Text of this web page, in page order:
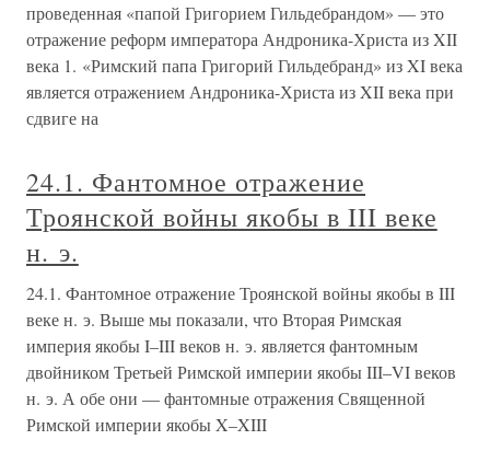
проведенная «папой Григорием Гильдебрандом» — это
отражение реформ императора Андроника-Христа из XII
века 1. «Римский папа Григорий Гильдебранд» из XI века
является отражением Андроника-Христа из XII века при
сдвиге на
24.1. Фантомное отражение
Троянской войны якобы в III веке
н. э.
24.1. Фантомное отражение Троянской войны якобы в III
веке н. э. Выше мы показали, что Вторая Римская
империя якобы I–III веков н. э. является фантомным
двойником Третьей Римской империи якобы III–VI веков
н. э. А обе они — фантомные отражения Священной
Римской империи якобы X–XIII